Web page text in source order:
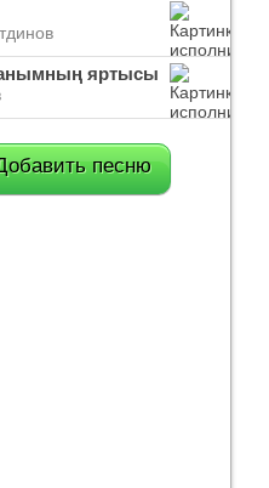
яртысы
песню